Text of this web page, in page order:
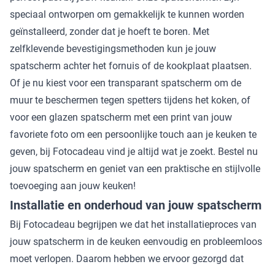
speciaal ontworpen om gemakkelijk te kunnen worden
geïnstalleerd, zonder dat je hoeft te boren. Met
zelfklevende bevestigingsmethoden kun je jouw
spatscherm achter het fornuis of de kookplaat plaatsen.
Of je nu kiest voor een transparant spatscherm om de
muur te beschermen tegen spetters tijdens het koken, of
voor een glazen spatscherm met een print van jouw
favoriete foto om een persoonlijke touch aan je keuken te
geven, bij Fotocadeau vind je altijd wat je zoekt. Bestel nu
jouw spatscherm en geniet van een praktische en stijlvolle
toevoeging aan jouw keuken!
Installatie en onderhoud van jouw spatscherm
Bij Fotocadeau begrijpen we dat het installatieproces van
jouw spatscherm in de keuken eenvoudig en probleemloos
moet verlopen. Daarom hebben we ervoor gezorgd dat